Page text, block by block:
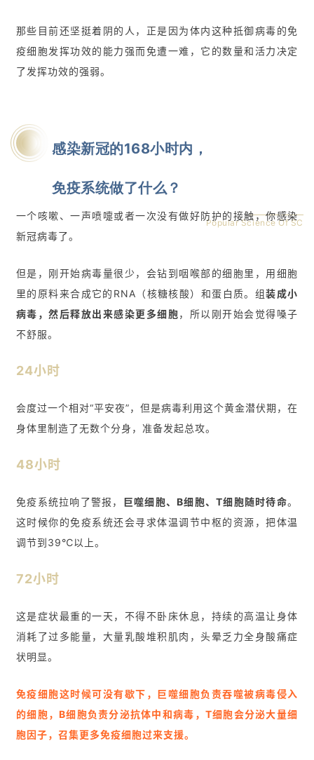
首
行
资
讯
再
生
那些目前还坚挺着阴的人，正是因为体内这种抵御病毒的免
疫细胞发挥功效的能力强而免遭一难，它的数量和活力决定
了发挥功效的强弱。
感染新冠的168小时内，
免疫系统做了什么？
Popular Science Of SC
一个咳嗽、一声喷嚏或者一次没有做好防护的接触，你感染
新冠病毒了。
但是，刚开始病毒量很少，会钻到咽喉部的细胞里，用细胞
里的原料来合成它的RNA（核糖核酸）和蛋白质。 组装成小
病毒，然后释放出来感染更多细胞，所以刚开始会觉得嗓子
不舒服。
24小时
会度过一个相对“平安夜”，但是病毒利用这个黄金潜伏期，在
身体里制造了无数个分身，准备发起总攻。
48小时
免疫系统拉响了警报， 巨噬细胞、B细胞、T细胞随时待命。
这时候你的免疫系统还会寻求体温调节中枢的资源，把体温
调节到39℃以上。
72小时
这是症状最重的一天，不得不卧床休息，持续的高温让身体
消耗了过多能量，大量乳酸堆积肌肉，头晕乏力全身酸痛症
状明显。
免疫细胞这时候可没有歇下，巨噬细胞负责吞噬被病毒侵入
的细胞，B细胞负责分泌抗体中和病毒，T细胞会分泌大量细
胞因子，召集更多免疫细胞过来支援。